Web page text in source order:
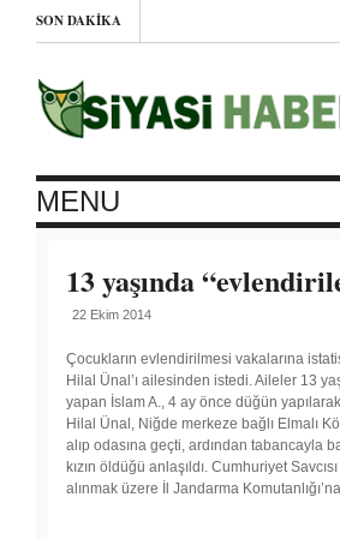
SON DAKIKA
MENU
13 yaşında
22 Ekim 2014
Çocukların evlendirilmesi vakalarına
Hilal Ünal’ı ailesinden istedi. Aileler 13
yapan İslam A., 4 ay önce düğün
Hilal Ünal, Niğde merkeze bağlı Elmalı
alıp odasına geçti, ardından tabancayla
kızın öldüğü anlaşıldı. Cumhuriyet
alınmak üzere İl Jandarma